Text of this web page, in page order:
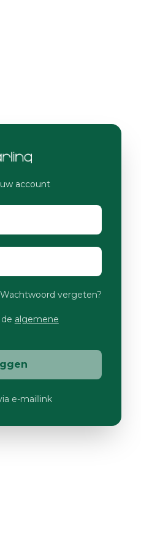
account
Wachtwoord vergeten?
algemene
e-maillink